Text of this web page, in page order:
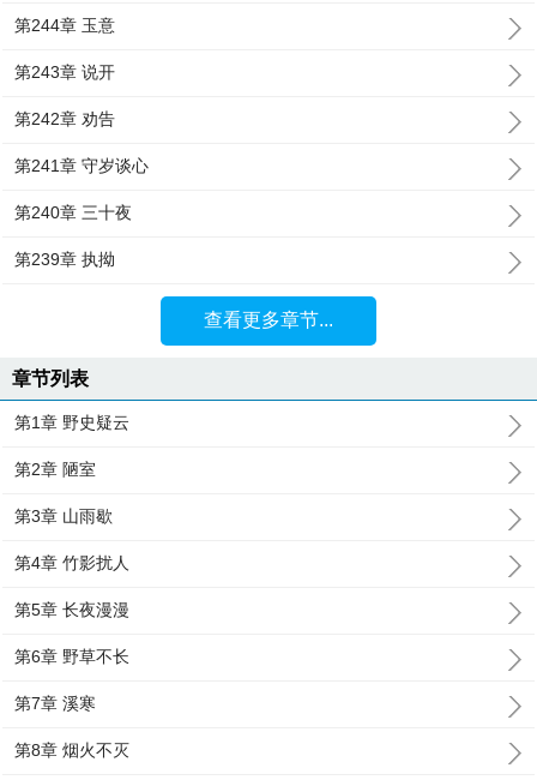
第244章 玉意
第243章 说开
第242章 劝告
第241章 守岁谈心
第240章 三十夜
第239章 执拗
查看更多章节...
章节列表
第1章 野史疑云
第2章 陋室
第3章 山雨歇
第4章 竹影扰人
第5章 长夜漫漫
第6章 野草不长
第7章 溪寒
第8章 烟火不灭